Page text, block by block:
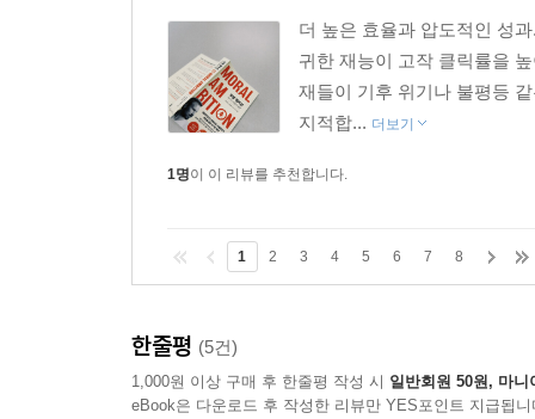
더 높은 효율과 압도적인 성
귀한 재능이 고작 클릭률을
재들이 기후 위기나 불평등
지적합... 더보기
1명이 이 리뷰를 추천합니다.
1 2 3 4 5 6 7 8
한줄평 (5건)
1,000원 이상 구매 후 한줄평 작성 시 일반회원 50원, 마니
eBook은 다운로드 후 작성한 리뷰만 YES포인트 지급됩니